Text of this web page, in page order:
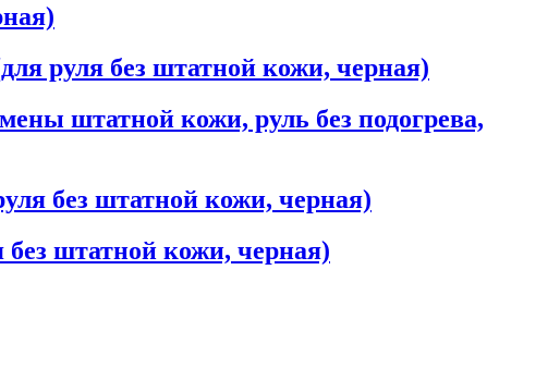
руля без штатной кожи, черная)
штатной кожи, руль без подогрева,
без штатной кожи, черная)
штатной кожи, черная)